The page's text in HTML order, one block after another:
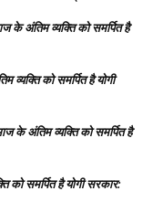
के अंतिम व्यक्ति को समर्पित है
व्यक्ति को समर्पित है योगी
के अंतिम व्यक्ति को समर्पित है
को समर्पित है योगी सरकार: